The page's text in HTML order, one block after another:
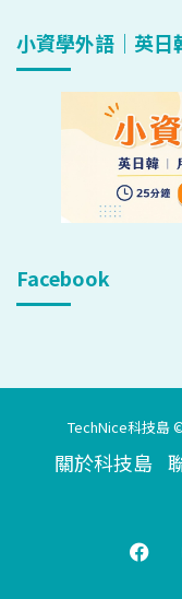
小資學外語｜英
Facebook
TechNice科技島
關於科技島